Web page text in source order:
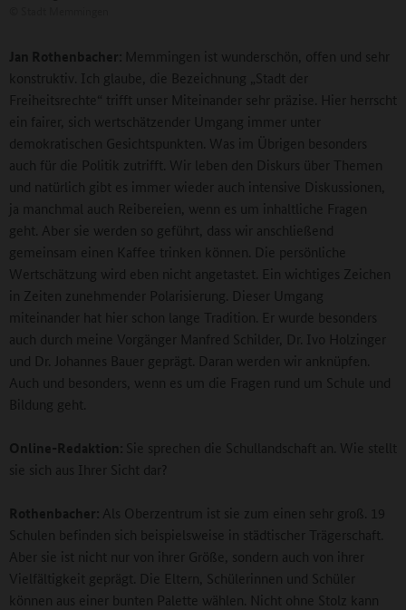
Jan Rothenbacher: Memmingen ist wunderschön, offen und sehr
konstruktiv. Ich glaube, die Bezeichnung „Stadt der
Freiheitsrechte“ trifft unser Miteinander sehr präzise. Hier herrscht
ein fairer, sich wertschätzender Umgang immer unter
demokratischen Gesichtspunkten. Was im Übrigen besonders
auch für die Politik zutrifft. Wir leben den Diskurs über Themen
und natürlich gibt es immer wieder auch intensive Diskussionen,
ja manchmal auch Reibereien, wenn es um inhaltliche Fragen
geht. Aber sie werden so geführt, dass wir anschließend
gemeinsam einen Kaffee trinken können. Die persönliche
Wertschätzung wird eben nicht angetastet. Ein wichtiges Zeichen
in Zeiten zunehmender Polarisierung. Dieser Umgang
miteinander hat hier schon lange Tradition. Er wurde besonders
auch durch meine Vorgänger Manfred Schilder, Dr. Ivo Holzinger
und Dr. Johannes Bauer geprägt. Daran werden wir anknüpfen.
Auch und besonders, wenn es um die Fragen rund um Schule und
Bildung geht.
Online-Redaktion:
Sie sprechen die Schullandschaft an. Wie stellt
sie sich aus Ihrer Sicht dar?
Rothenbacher: Als Oberzentrum ist sie zum einen sehr groß. 19
Schulen befinden sich beispielsweise in städtischer Trägerschaft.
Aber sie ist nicht nur von ihrer Größe, sondern auch von ihrer
Vielfältigkeit geprägt. Die Eltern, Schülerinnen und Schüler
können aus einer bunten Palette wählen. Nicht ohne Stolz kann